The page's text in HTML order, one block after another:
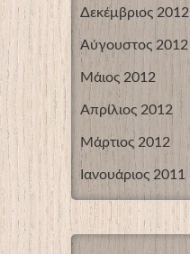
Δεκέμβριος 2012
Αύγουστος 2012
Μάιος 2012
Απρίλιος 2012
Μάρτιος 2012
Ιανουάριος 2011